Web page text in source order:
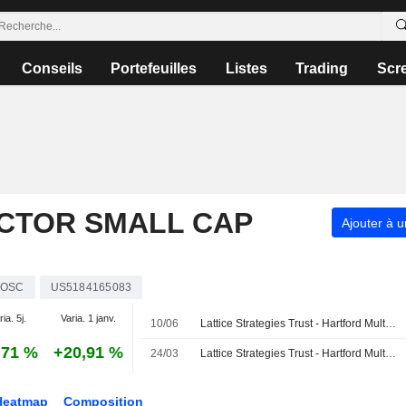
Conseils Portefeuilles Listes Trading
SMALL CAP Ajouter à
US5184165083
5j. Varia. 1 janv.
% +20,91 %
10/06 Lattice Strategies Trust - Hartford Multifactor Small Cap ETF annonce un dividende trimestriel, payable le 29 juin 2026
24/03 Lattice Strategies Trust - Hartford Multifactor Small Cap ETF annonce un dividende trimestriel, payable le 27 mars 2026
Composition